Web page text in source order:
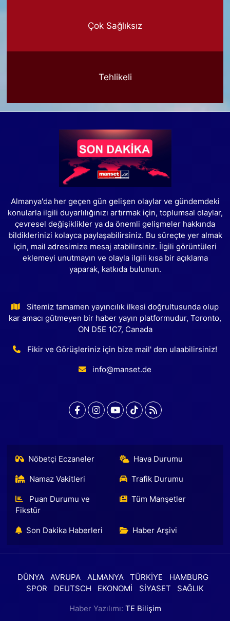
Çok Sağlıksız
Tehlikeli
Almanya'da her geçen gün gelişen olaylar ve gündemdeki
konularla ilgili duyarlılığınızı artırmak için, toplumsal olaylar,
çevresel değişiklikler ya da önemli gelişmeler hakkında
bildiklerinizi kolayca paylaşabilirsiniz. Bu süreçte yer almak
için, mail adresimize mesaj atabilirsiniz. İlgili görüntüleri
eklemeyi unutmayın ve olayla ilgili kısa bir açıklama
yaparak, katkıda bulunun.
Sitemiz tamamen yayıncılık ilkesi doğrultusunda olup
kar amacı gütmeyen bir haber yayın platformudur, Toronto,
ON D5E 1C7, Canada
Fikir ve Görüşleriniz için bize mail' den ulaabilirsiniz!
info@manset.de
Nöbetçi Eczaneler Hava Durumu
Namaz Vakitleri Trafik Durumu
Puan Durumu ve
Fikstür
Tüm Manşetler
Son Dakika Haberleri Haber Arşivi
DÜNYA AVRUPA ALMANYA TÜRKİYE
HAMBURG
SPOR
DEUTSCH EKONOMİ SİYASET SAĞLIK
Haber Yazılımı: TE Bilişim